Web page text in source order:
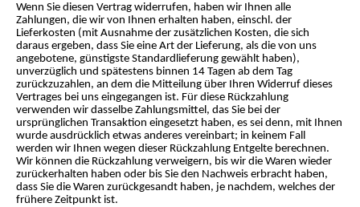
Wenn Sie diesen Vertrag widerrufen, haben wir Ihnen alle
Zahlungen, die wir von Ihnen erhalten haben, einschl. der
Lieferkosten (mit Ausnahme der zusätzlichen Kosten, die sich
daraus ergeben, dass Sie eine Art der Lieferung, als die von uns
angebotene, günstigste Standardlieferung gewählt haben),
unverzüglich und spätestens binnen 14 Tagen ab dem Tag
zurückzuzahlen, an dem die Mitteilung über Ihren Widerruf dieses
Vertrages bei uns eingegangen ist. Für diese Rückzahlung
verwenden wir dasselbe Zahlungsmittel, das Sie bei der
ursprünglichen Transaktion eingesetzt haben, es sei denn, mit Ihnen
wurde ausdrücklich etwas anderes vereinbart; in keinem Fall
werden wir Ihnen wegen dieser Rückzahlung Entgelte berechnen.
Wir können die Rückzahlung verweigern, bis wir die Waren wieder
zurückerhalten haben oder bis Sie den Nachweis erbracht haben,
dass Sie die Waren zurückgesandt haben, je nachdem, welches der
frühere Zeitpunkt ist.